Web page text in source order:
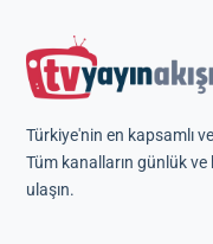
Türkiye'nin en kapsamlı
Tüm kanalların günlük
ulaşın.